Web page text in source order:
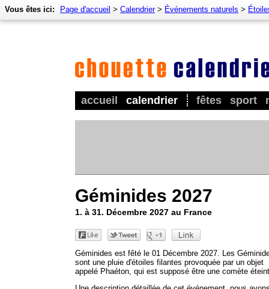
accueil calendrier fêtes sport
Vous êtes ici: Page d'accueil > Calendrier> Événements naturels >
Géminides 2027
1. à 31. Décembre 2027 au France
Géminides est fêté le 01 Décembre 2027. Les
sont une pluie d'étoiles filantes provoquée par un objet
appelé Phaéton, qui est supposé être une comète